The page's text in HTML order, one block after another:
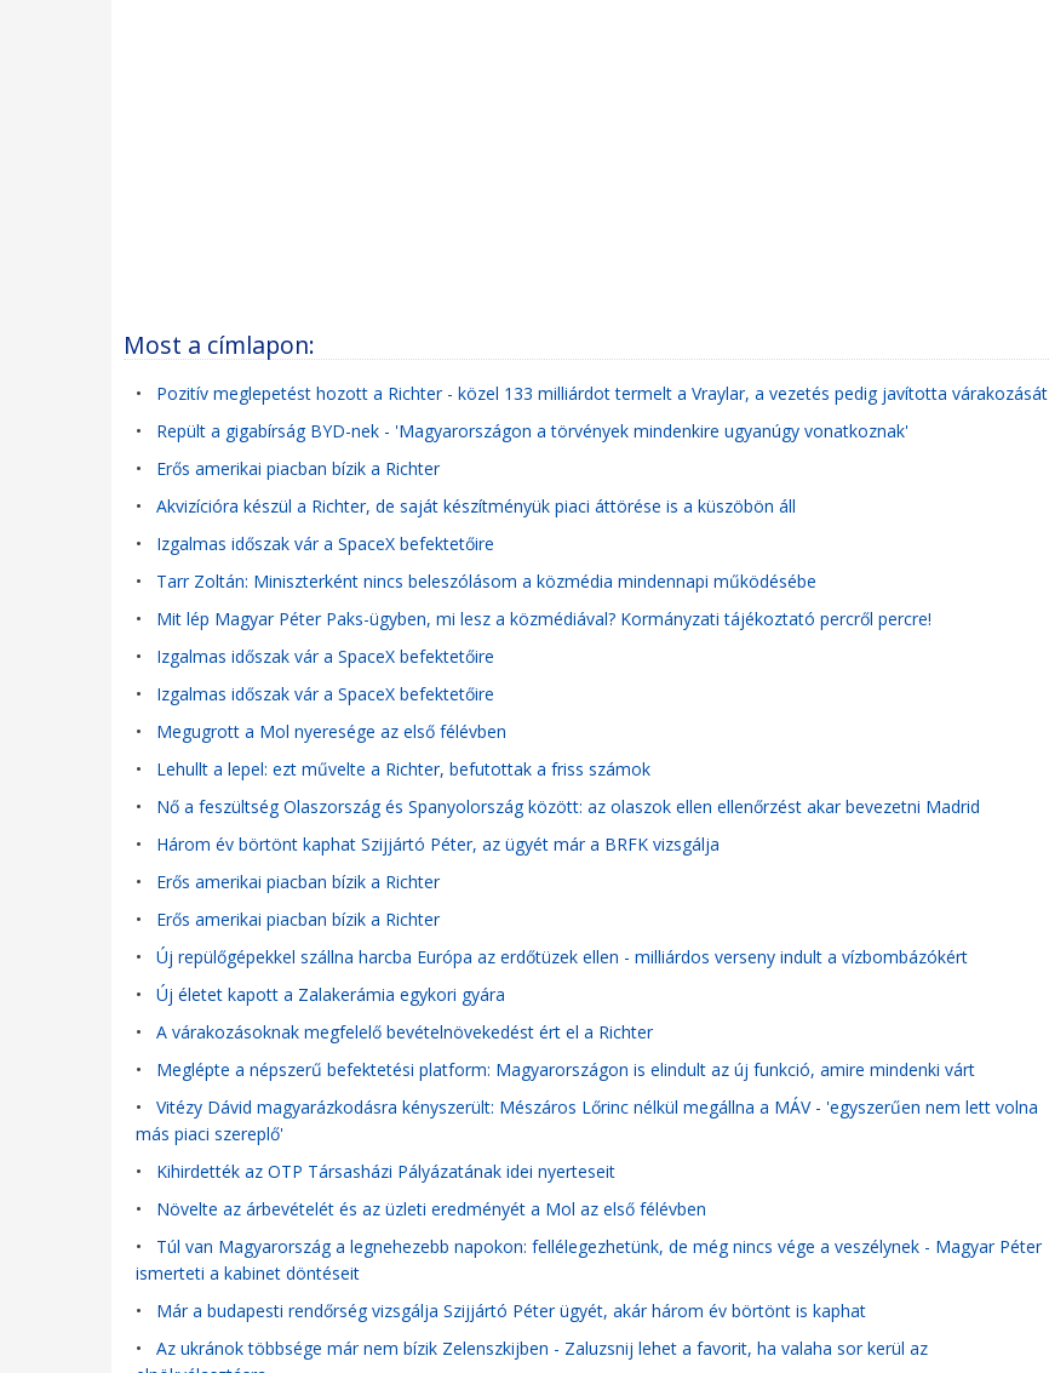
Most a címlapon:
• Pozitív meglepetést hozott a Richter - közel 133 milliárdot termelt a Vraylar, a vezetés pedig javította várakozását
• Repült a gigabírság BYD-nek - 'Magyarországon a törvények mindenkire ugyanúgy vonatkoznak'
• Erős amerikai piacban bízik a Richter
• Akvizícióra készül a Richter, de saját készítményük piaci áttörése is a küszöbön áll
• Izgalmas időszak vár a SpaceX befektetőire
• Tarr Zoltán: Miniszterként nincs beleszólásom a közmédia mindennapi működésébe
• Mit lép Magyar Péter Paks-ügyben, mi lesz a közmédiával? Kormányzati tájékoztató percről percre!
• Izgalmas időszak vár a SpaceX befektetőire
• Izgalmas időszak vár a SpaceX befektetőire
• Megugrott a Mol nyeresége az első félévben
• Lehullt a lepel: ezt művelte a Richter, befutottak a friss számok
• Nő a feszültség Olaszország és Spanyolország között: az olaszok ellen ellenőrzést akar bevezetni Madrid
• Három év börtönt kaphat Szijjártó Péter, az ügyét már a BRFK vizsgálja
• Erős amerikai piacban bízik a Richter
• Erős amerikai piacban bízik a Richter
• Új repülőgépekkel szállna harcba Európa az erdőtüzek ellen - milliárdos verseny indult a vízbombázókért
• Új életet kapott a Zalakerámia egykori gyára
• A várakozásoknak megfelelő bevételnövekedést ért el a Richter
• Meglépte a népszerű befektetési platform: Magyarországon is elindult az új funkció, amire mindenki várt
• Vitézy Dávid magyarázkodásra kényszerült: Mészáros Lőrinc nélkül megállna a MÁV - 'egyszerűen nem lett volna
más piaci szereplő'
• Kihirdették az OTP Társasházi Pályázatának idei nyerteseit
• Növelte az árbevételét és az üzleti eredményét a Mol az első félévben
• Túl van Magyarország a legnehezebb napokon: fellélegezhetünk, de még nincs vége a veszélynek - Magyar Péter
ismerteti a kabinet döntéseit
• Már a budapesti rendőrség vizsgálja Szijjártó Péter ügyét, akár három év börtönt is kaphat
• Az ukránok többsége már nem bízik Zelenszkijben - Zaluzsnij lehet a favorit, ha valaha sor kerül az